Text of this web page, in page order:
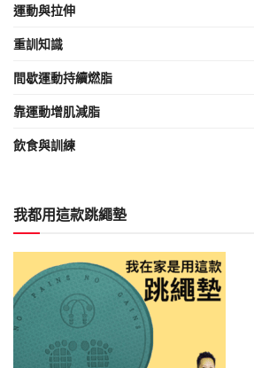
運動與拉伸
重訓知識
間歇運動持續燃脂
靠運動增肌減脂
飲食與訓練
我都用這款跳繩墊